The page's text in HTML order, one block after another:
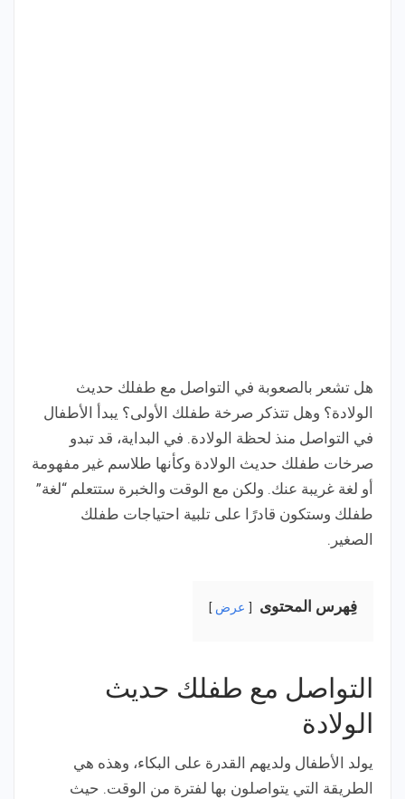
هل تشعر بالصعوبة في التواصل مع طفلك حديث
الولادة؟ وهل تتذكر صرخة طفلك الأولى؟ يبدأ الأطفال
في التواصل منذ لحظة الولادة. في البداية، قد تبدو
صرخات طفلك حديث الولادة وكأنها طلاسم غير مفهومة
أو لغة غريبة عنك. ولكن مع الوقت والخبرة ستتعلم “لغة”
طفلك وستكون قادرًا على تلبية احتياجات طفلك
الصغير.
فِهرس المحتوى عرض
التواصل مع طفلك حديث
الولادة
يولد الأطفال ولديهم القدرة على البكاء، وهذه هي
الطريقة التي يتواصلون بها لفترة من الوقت. حيث